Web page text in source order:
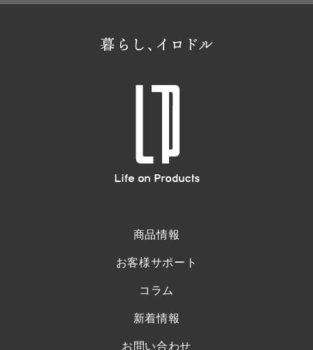
商品情報
お客様サポート
コラム
新着情報
お問い合わせ